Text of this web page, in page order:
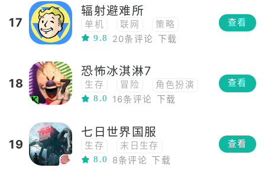
角色扮演
横版
剧情向
steam移植
17
辐射避难所
单机 联网
策略
模拟经营
模拟
生存
养成
横版
steam移植
9.8 20条评论 下载
查看
18
恐怖冰淇淋7
生存 冒险
角色扮演
8.0
16条评论 下载
查看
19
七日世界国服
生存
末日生存
8.0
8条评论 下载
查看